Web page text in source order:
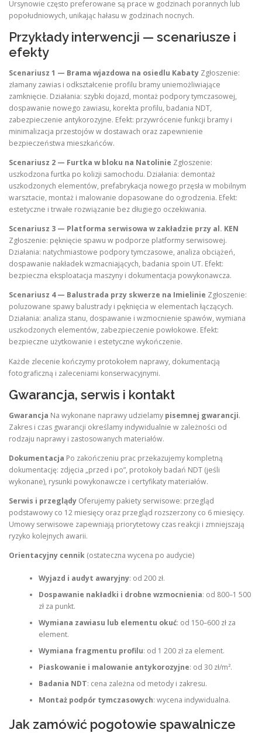
Ursynowie często preferowane są prace w godzinach porannych lub
popołudniowych, unikając hałasu w godzinach nocnych.
Przykłady interwencji — scenariusze i
efekty
Scenariusz 1 — Brama wjazdowa na osiedlu Kabaty Zgłoszenie:
złamany zawias i odkształcenie profilu bramy uniemożliwiające
zamknięcie. Działania: szybki dojazd, montaż podpory tymczasowej,
dospawanie nowego zawiasu, korekta profilu, badania NDT,
zabezpieczenie antykorozyjne. Efekt: przywrócenie funkcji bramy i
minimalizacja przestojów w dostawach oraz zapewnienie
bezpieczeństwa mieszkańców.
Scenariusz 2 — Furtka w bloku na Natolinie Zgłoszenie:
uszkodzona furtka po kolizji samochodu. Działania: demontaż
uszkodzonych elementów, prefabrykacja nowego przęsła w mobilnym
warsztacie, montaż i malowanie dopasowane do ogrodzenia. Efekt:
estetyczne i trwałe rozwiązanie bez długiego oczekiwania.
Scenariusz 3 — Platforma serwisowa w zakładzie przy al. KEN
Zgłoszenie: pęknięcie spawu w podporze platformy serwisowej.
Działania: natychmiastowe podpory tymczasowe, analiza obciążeń,
dospawanie nakładek wzmacniających, badania spoin UT. Efekt:
bezpieczna eksploatacja maszyny i dokumentacja powykonawcza.
Scenariusz 4 — Balustrada przy skwerze na Imielinie Zgłoszenie:
poluzowane spawy balustrady i pęknięcia w elementach łączących.
Działania: analiza stanu, dospawanie i wzmocnienie spawów, wymiana
uszkodzonych elementów, zabezpieczenie powłokowe. Efekt:
bezpieczne użytkowanie i estetyczne wykończenie.
Każde zlecenie kończymy protokołem naprawy, dokumentacją
fotograficzną i zaleceniami konserwacyjnymi.
Gwarancja, serwis i kontakt
Gwarancja Na wykonane naprawy udzielamy pisemnej gwarancji.
Zakres i czas gwarancji określamy indywidualnie w zależności od
rodzaju naprawy i zastosowanych materiałów.
Dokumentacja Po zakończeniu prac przekazujemy kompletną
dokumentację: zdjęcia „przed i po”, protokoły badań NDT (jeśli
wykonane), rysunki powykonawcze i certyfikaty materiałów.
Serwis i przeglądy Oferujemy pakiety serwisowe: przegląd
podstawowy co 12 miesięcy oraz przegląd rozszerzony co 6 miesięcy.
Umowy serwisowe zapewniają priorytetowy czas reakcji i zmniejszają
ryzyko kolejnych awarii.
Orientacyjny cennik (ostateczna wycena po audycie)
Wyjazd i audyt awaryjny: od 200 zł.
Dospawanie nakładki i drobne wzmocnienia: od 800–1 500
zł za punkt.
Wymiana zawiasu lub elementu okuć: od 150–600 zł za
element.
Wymiana fragmentu profilu: od 1 200 zł za element.
Piaskowanie i malowanie antykorozyjne: od 30 zł/m².
Badania NDT: cena zależna od metody i zakresu.
Montaż podpór tymczasowych: wycena indywidualna.
Jak zamówić pogotowie spawalnicze